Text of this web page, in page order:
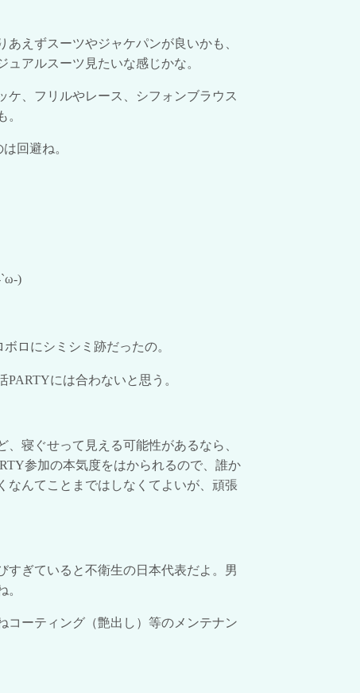
えずスーツやジャケパンが良いかも、
アルスーツ見たいな感じかな。
、フリルやレース、シフォンブラウス
。
回避ね。
ω-)
ボロにシミシミ跡だったの。
PARTYには合わないと思う。
寝ぐせって見える可能性があるなら、
参加の本気度をはかられるので、誰か
なんてことまではしなくてよいが、頑張
すぎていると不衛生の日本代表だよ。男
。
コーティング（艶出し）等のメンテナン